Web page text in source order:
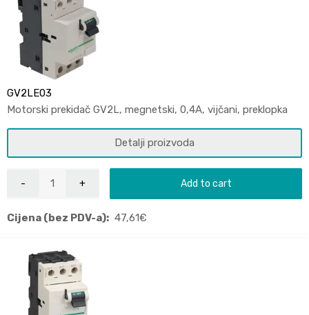
GV2LE03
Motorski prekidač GV2L, megnetski, 0,4A, vijčani, preklopka
Detalji proizvoda
Add to cart
Cijena (bez PDV-a): 47,61€